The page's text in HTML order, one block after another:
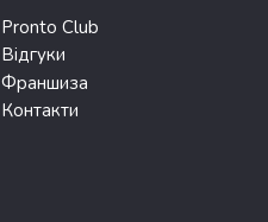
Pronto Club
Відгуки
Франшиза
Контакти